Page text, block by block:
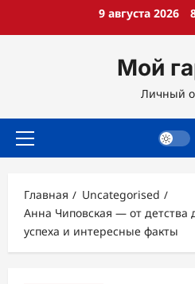
9 августа 2026
Мой
Личный
Основное
Главная
Uncategorised
Анна Чиповская — от детства
успеха и интересные факты